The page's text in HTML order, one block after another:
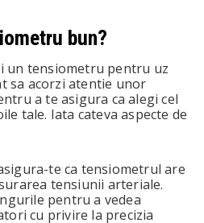
bun?
un tensiometru pentru uz
sa acorzi atentie unor
a te asigura ca alegi cel
tale. Iata cateva aspecte de
te ca tensiometrul are
tensiunii arteriale.
pentru a vedea
cu privire la precizia